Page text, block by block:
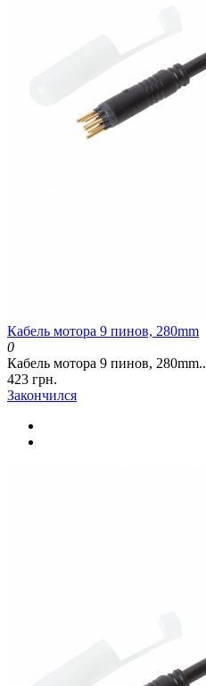
Кабель мотора 9 пинов, 280mm
0
Кабель мотора 9 пинов, 280mm..
423 грн.
Закончился